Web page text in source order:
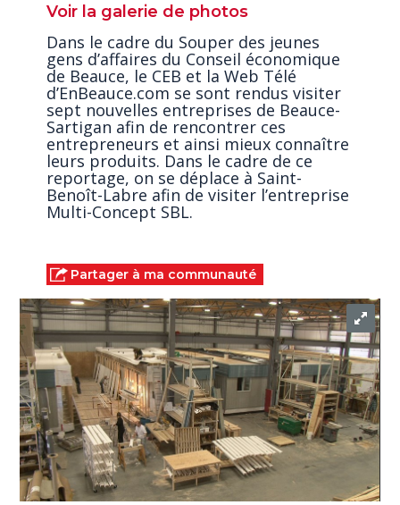
Voir la galerie de photos
Dans le cadre du Souper des jeunes
gens d’affaires du Conseil économique
de Beauce, le CEB et la Web Télé
d’EnBeauce.com se sont rendus visiter
sept nouvelles entreprises de Beauce-
Sartigan afin de rencontrer ces
entrepreneurs et ainsi mieux connaître
leurs produits. Dans le cadre de ce
reportage, on se déplace à Saint-
Benoît-Labre afin de visiter l’entreprise
Multi-Concept SBL.
Partager à ma communauté